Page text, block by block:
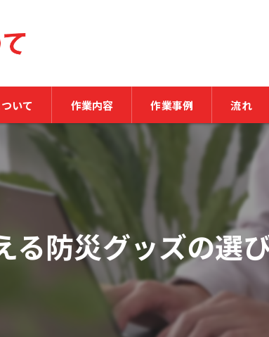
いて 作業内容 作業事例 流れ
る防災グッズの選